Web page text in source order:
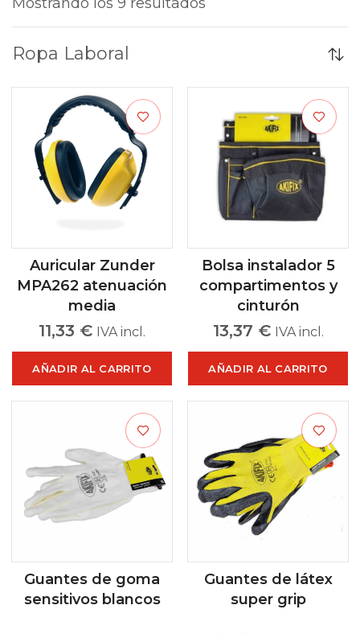
Ropa Laboral
Auricular Zunder
MPA262 atenuación
media
11,33 € IVA incl.
AÑADIR AL CARRITO
Bolsa instalador 5
compartimentos y
cinturón
13,37 € IVA incl.
AÑADIR AL CARRITO
Guantes de goma
sensitivos blancos
Guantes de látex
super grip